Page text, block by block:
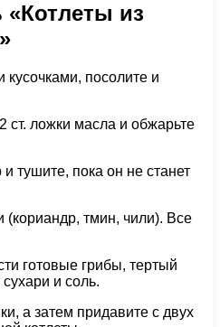
«Котлеты из
посолите и
ст. ложки масла и обжарьте
тушите, пока он не станет
(кориандр, тмин, чили). Все
готовые грибы, тертый
и соль.
а затем придавите с двух